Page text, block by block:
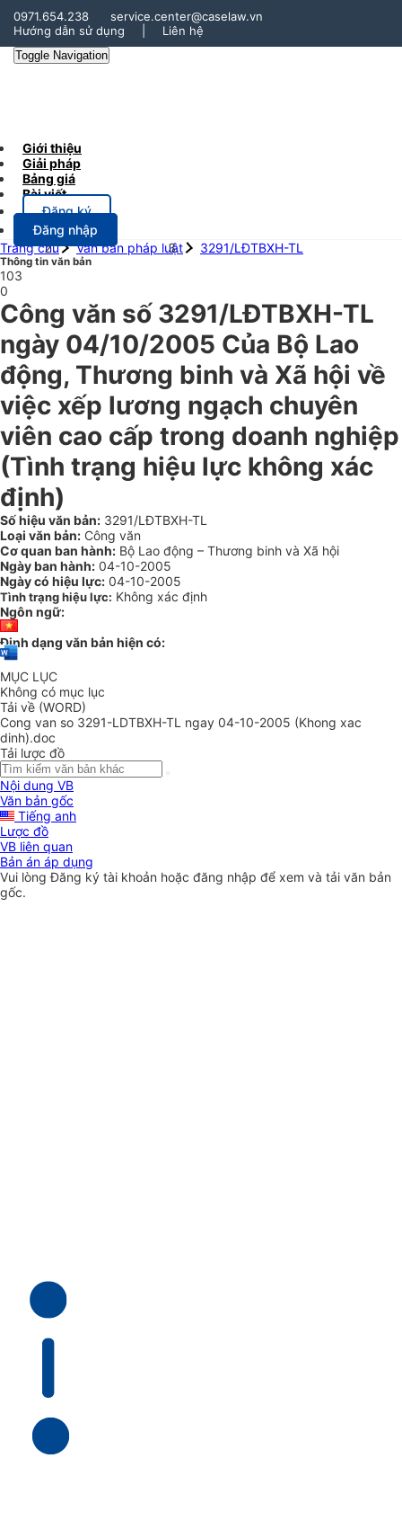
0971.654.238
service.center@caselaw.vn
Hướng dẫn sử dụng
Liên hệ
Toggle Navigation
Giới thiệu
Giải pháp
Bảng giá
Bài viết
Đăng ký
Đăng nhập
Trang chủ
Văn bản pháp luật 3291/LĐTBXH-TL
Thông tin văn bản
103
0
Công văn số 3291/LĐTBXH-TL
ngày 04/10/2005 Của Bộ Lao
động, Thương binh và Xã hội về
việc xếp lương ngạch chuyên
viên cao cấp trong doanh nghiệp
(Tình trạng hiệu lực không xác
định)
Số hiệu văn bản: 3291/LĐTBXH-TL
Loại văn bản: Công văn
Cơ quan ban hành: Bộ Lao động – Thương binh và Xã hội
Ngày ban hành: 04-10-2005
Ngày có hiệu lực: 04-10-2005
Tình trạng hiệu lực: Không xác định
Ngôn ngữ:
Định dạng văn bản hiện có:
MỤC LỤC
Không có mục lục
Tải về (WORD)
Cong van so 3291-LDTBXH-TL ngay 04-10-2005 (Khong xac
dinh).doc
Tải lược đồ
Nội dung VB
Văn bản gốc
Tiếng anh
Lược đồ
VB liên quan
Bản án áp dụng
Vui lòngĐăng ký tài khoản hoặc đăng nhập để xem và tải văn bản
gốc.